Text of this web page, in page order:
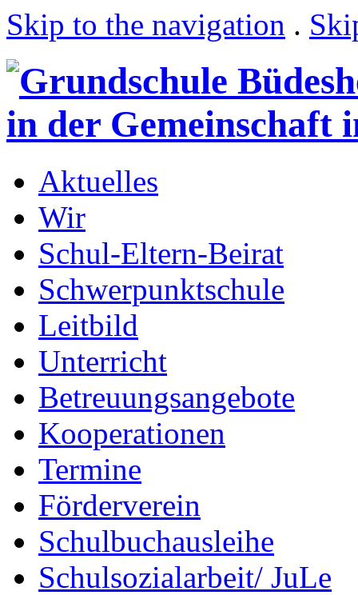
Skip to the navigation .
Aktuelles
Wir
Schul-Eltern-Beirat
Schwerpunktschule
Leitbild
Unterricht
Betreuungsangebote
Kooperationen
Termine
Förderverein
Schulbuchausleihe
Schulsozialarbeit/ JuLe